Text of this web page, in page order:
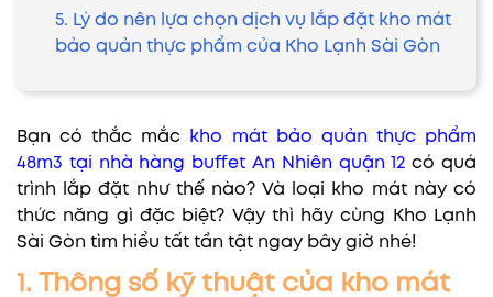
5. Lý do nên lựa chọn dịch vụ lắp đặt kho mát
bảo quản thực phẩm của Kho Lạnh Sài Gòn
Bạn có thắc mắc
kho mát bảo quản thực phẩm
48m3 tại nhà hàng buffet An Nhiên quận 12 có quá
trình lắp đặt như thế nào? Và loại kho mát này có
thức năng gì đặc biệt? Vậy thì hãy cùng Kho Lạnh
Sài Gòn tìm hiểu tất tần tật ngay bây giờ nhé!
1. Thông số kỹ thuật của kho mát